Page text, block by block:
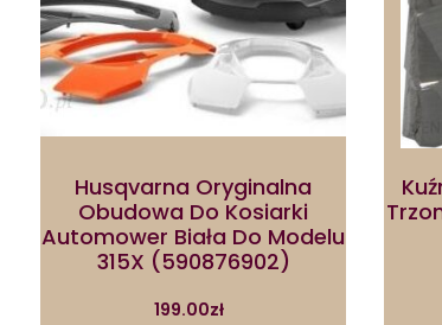
Husqvarna Oryginalna
Obudowa Do Kosiarki
Automower Biała Do Modelu
315X (590876902)
199.00zł